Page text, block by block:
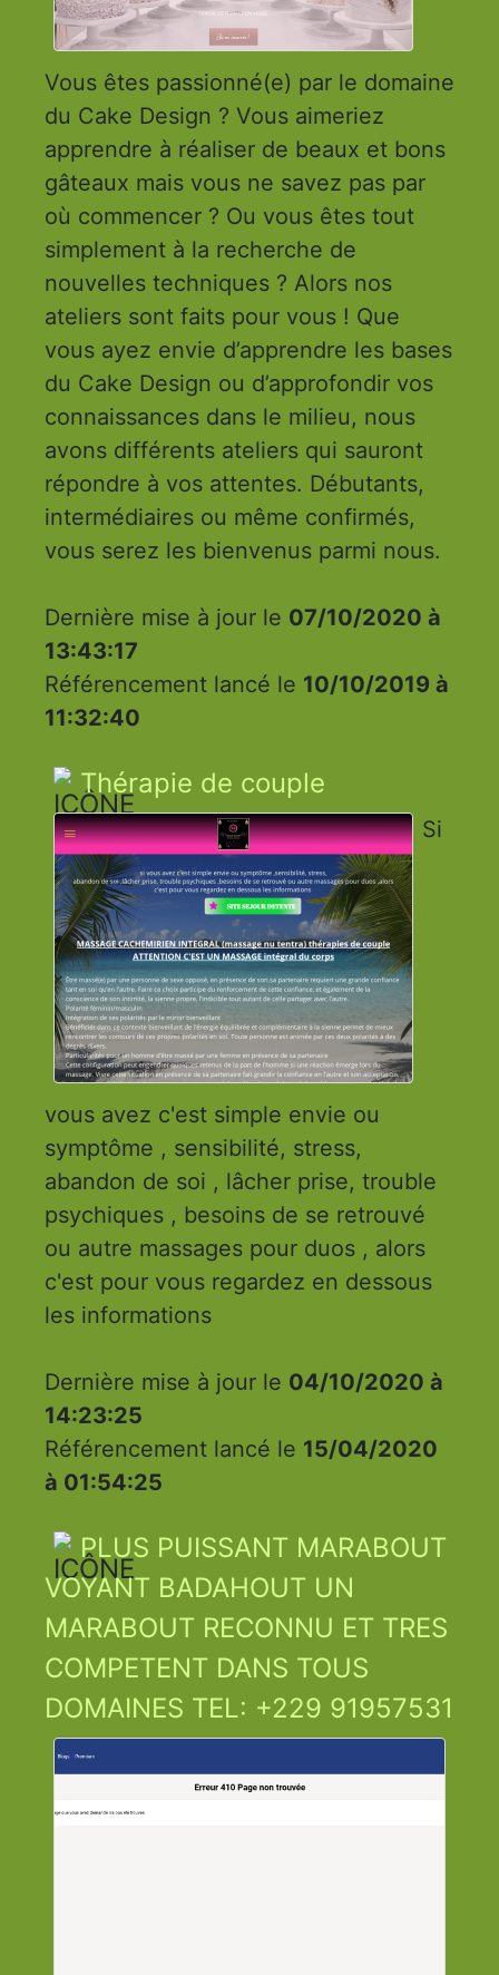
Vous êtes passionné(e) par le domaine
du Cake Design ? Vous aimeriez
apprendre à réaliser de beaux et bons
gâteaux mais vous ne savez pas par
où commencer ? Ou vous êtes tout
simplement à la recherche de
nouvelles techniques ? Alors nos
ateliers sont faits pour vous ! Que
vous ayez envie d’apprendre les bases
du Cake Design ou d’approfondir vos
connaissances dans le milieu, nous
avons différents ateliers qui sauront
répondre à vos attentes. Débutants,
intermédiaires ou même confirmés,
vous serez les bienvenus parmi nous.
Dernière mise à jour le 07/10/2020 à
13:43:17
Référencement lancé le 10/10/2019 à
11:32:40
Thérapie de couple
Si
vous avez c'est simple envie ou
symptôme , sensibilité, stress,
abandon de soi , lâcher prise, trouble
psychiques , besoins de se retrouvé
ou autre massages pour duos , alors
c'est pour vous regardez en dessous
les informations
Dernière mise à jour le 04/10/2020 à
14:23:25
Référencement lancé le 15/04/2020
à 01:54:25
PLUS PUISSANT MARABOUT
VOYANT BADAHOUT UN
MARABOUT RECONNU ET TRES
COMPETENT DANS TOUS
DOMAINES TEL: +229 91957531